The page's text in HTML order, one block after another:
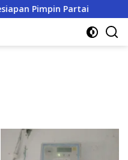
Kodim 0321/Rohil